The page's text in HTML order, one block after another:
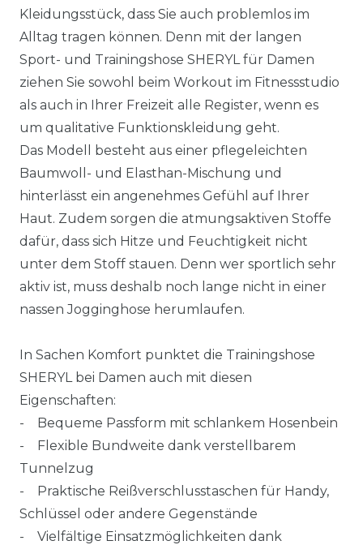
Kleidungsstück, dass Sie auch problemlos im
Alltag tragen können. Denn mit der langen
Sport- und Trainingshose SHERYL für Damen
ziehen Sie sowohl beim Workout im Fitnessstudio
als auch in Ihrer Freizeit alle Register, wenn es
um qualitative Funktionskleidung geht.
Das Modell besteht aus einer pflegeleichten
Baumwoll- und Elasthan-Mischung und
hinterlässt ein angenehmes Gefühl auf Ihrer
Haut. Zudem sorgen die atmungsaktiven Stoffe
dafür, dass sich Hitze und Feuchtigkeit nicht
unter dem Stoff stauen. Denn wer sportlich sehr
aktiv ist, muss deshalb noch lange nicht in einer
nassen Jogginghose herumlaufen.
In Sachen Komfort punktet die Trainingshose
SHERYL bei Damen auch mit diesen
Eigenschaften:
- Bequeme Passform mit schlankem Hosenbein
- Flexible Bundweite dank verstellbarem
Tunnelzug
- Praktische Reißverschlusstaschen für Handy,
Schlüssel oder andere Gegenstände
- Vielfältige Einsatzmöglichkeiten dank